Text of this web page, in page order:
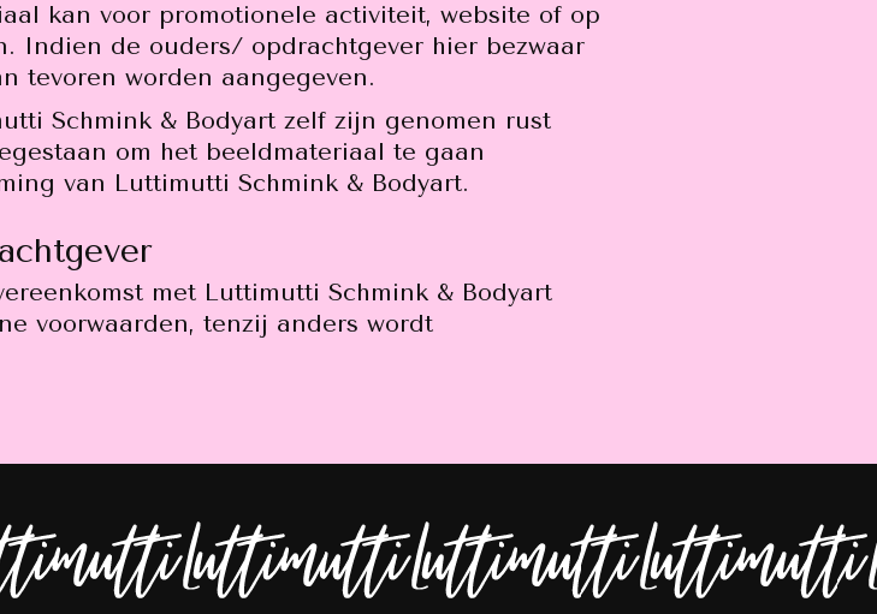
kan voor promotionele activiteit, website of op
Indien de ouders/ opdrachtgever hier bezwaar
tevoren worden aangegeven.
Schmink & Bodyart zelf zijn genomen rust
om het beeldmateriaal te gaan
van Luttimutti Schmink & Bodyart.
met Luttimutti Schmink & Bodyart
voorwaarden, tenzij anders wordt